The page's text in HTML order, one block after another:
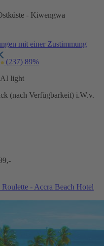
- Kiwengwa
mit einer Zustimmung
(237) 89%
AI light
(nach Verfügbarkeit) i.W.v.
- Accra Beach Hotel